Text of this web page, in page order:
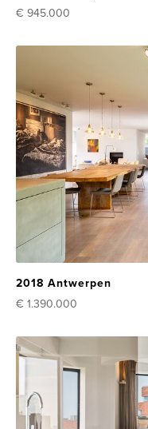
€ 945.000
2018 Antwerpen
€ 1.390.000